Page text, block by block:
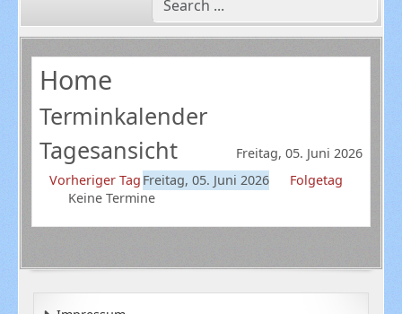
Home
Terminkalender
Tagesansicht
Freitag, 05. Juni 2026
Vorheriger Tag Freitag, 05. Juni 2026
Folgetag
Keine Termine